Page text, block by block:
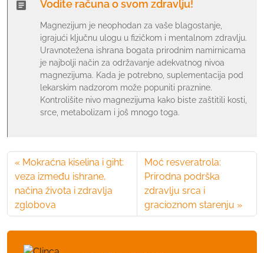
Vodite računa o svom zdravlju!
Magnezijum je neophodan za vaše blagostanje,
igrajući ključnu ulogu u fizičkom i mentalnom zdravlju.
Uravnotežena ishrana bogata prirodnim namirnicama
je najbolji način za održavanje adekvatnog nivoa
magnezijuma. Kada je potrebno, suplementacija pod
lekarskim nadzorom može popuniti praznine.
Kontrolišite nivo magnezijuma kako biste zaštitili kosti,
srce, metabolizam i još mnogo toga.
Mokraćna kiselina i giht:
veza između ishrane,
načina života i zdravlja
zglobova
Moć resveratrola:
Prirodna podrška
zdravlju srca i
gracioznom starenju